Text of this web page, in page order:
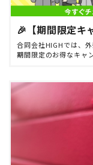
🎉【期間限定キ
合同会社HIGHでは、
期間限定のお得なキャ